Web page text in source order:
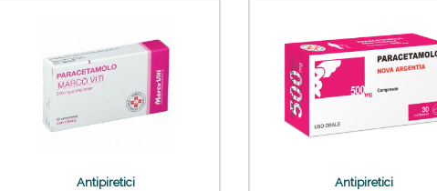
Antipiretici Antipiretici
Vie Urinarie e Prostata: Sconti fino al 45% oggi!